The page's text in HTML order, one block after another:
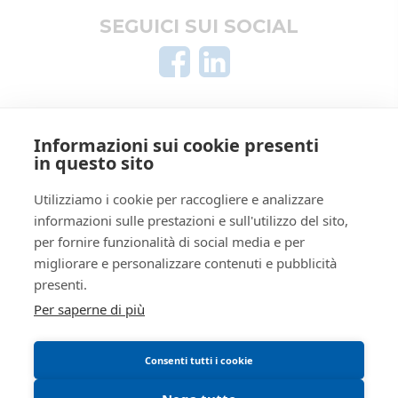
LIQUIDAZIONE GIUDIZIALE
(CCI)
15
procedura
SOGGETTI
Istituto
Vendite
Giudiziarie
5490057
RSSRCC64B29A509I
Istituto vendite giudiziarie di
0522513174
SEGUICI SUI SOCIAL
Informativa privacy
Trattamento dati personali
Regolamento di partecipazione alle vendite
telematiche
Informativa cookie
Manuale operativo
Informazioni sui cookie presenti
in questo sito
Utilizziamo i cookie per raccogliere e analizzare
informazioni sulle prestazioni e sull'utilizzo del sito,
per fornire funzionalità di social media e per
migliorare e personalizzare contenuti e pubblicità
presenti.
Per saperne di più
Consenti tutti i cookie